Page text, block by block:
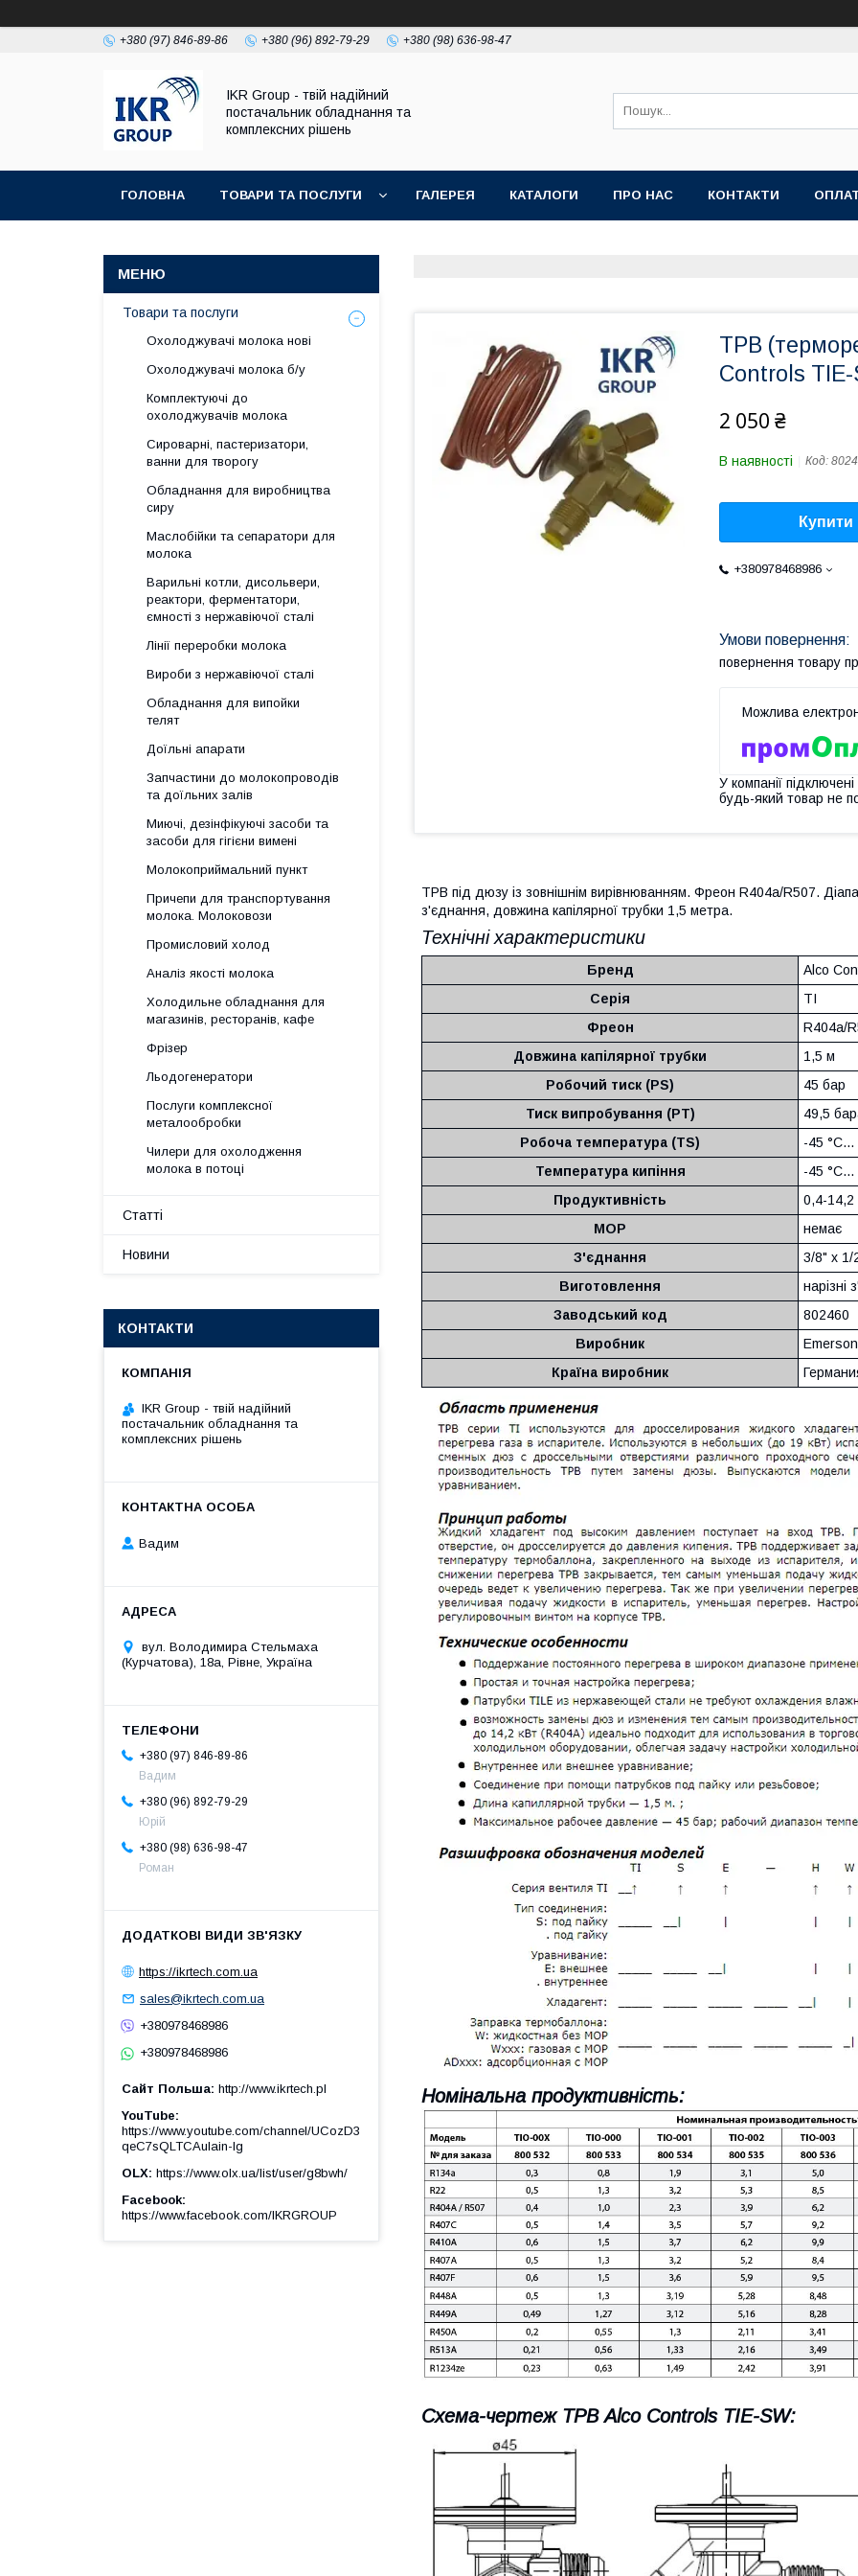
+380 (97) 846-89-86 +380 (96) 892-79-29 +380 (98) 636-98-47
IKR Group - твій надійний
постачальник обладнання та
комплексних рішень
ГОЛОВНА ТОВАРИ ТА ПОСЛУГИ ГАЛЕРЕЯ КАТАЛОГИ ПРО НАС КОНТАКТИ
ТРВ
Controls TIE-
2 050 ₴
В наявності Код:
Купити
+380978468986
повернення товару
У компанії
будь-який товар не
ТРВ під дюзу із зовнішнім вирівнюванням. Фреон R404a/R507.
з'єднання, довжина капілярної трубки 1,5 метра.
Технічні характеристики
Бренд
Alco
Серія
TI
Фреон
R404a/
Довжина капілярної трубки
1,5 м
Робочий тиск (PS)
45 бар
Тиск випробування (PT)
49,5
Робоча температура (TS)
-45
Температура кипіння
-45
Продуктивність
0,4-14,2
MOP
немає
З'єднання
3/8" х
Виготовлення
нарізні
Заводський код
802460
Виробник
Emerson
Країна виробник
Номінальна продуктивність:
Схема-чертеж ТРВ Alco Controls TIE-SW:
Товари та послуги
Охолоджувачі молока нові
Охолоджувачі молока б/у
Комплектуючі до
охолоджувачів молока
Сироварні, пастеризатори,
ванни для творогу
Обладнання для виробництва
сиру
Маслобійки та сепаратори для
молока
Варильні котли, дисольвери,
реактори, ферментатори,
ємності з нержавіючої сталі
Лінії переробки молока
Вироби з нержавіючої сталі
Обладнання для випойки
телят
Доїльні апарати
Запчастини до молокопроводів
та доїльних залів
Миючі, дезінфікуючі засоби та
засоби для гігієни вимені
Молокоприймальний пункт
Причепи для транспортування
молока. Молоковози
Промисловий холод
Аналіз якості молока
Холодильне обладнання для
магазинів, ресторанів, кафе
Фрізер
Льодогенератори
Послуги комплексної
металообробки
Чилери для охолодження
молока в потоці
Статті
Новини
КОНТАКТИ
IKR Group - твій надійний
постачальник обладнання та
комплексних рішень
Вадим
вул. Володимира Стельмаха
(Курчатова), 18а, Рівне, Україна
+380 (97) 846-89-86
Вадим
+380 (96) 892-79-29
Юрій
+380 (98) 636-98-47
Роман
https://ikrtech.com.ua
sales@ikrtech.com.ua
+380978468986
+380978468986
Сайт Польша http://www.ikrtech.pl
YouTube
https://www.youtube.com/channel/UCozD3
qeC7sQLTCAulain-Ig
OLX https://www.olx.ua/list/user/g8bwh/
Facebook
https://www.facebook.com/IKRGROUP